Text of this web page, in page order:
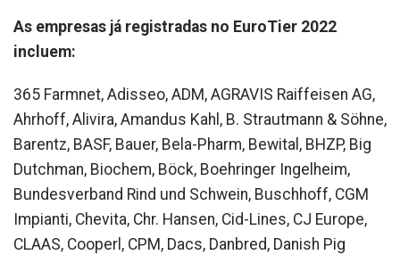
As empresas já registradas no EuroTier 2022
incluem:
365 Farmnet, Adisseo, ADM, AGRAVIS Raiffeisen AG,
Ahrhoff, Alivira, Amandus Kahl, B. Strautmann & Söhne,
Barentz, BASF, Bauer, Bela-Pharm, Bewital, BHZP, Big
Dutchman, Biochem, Böck, Boehringer Ingelheim,
Bundesverband Rind und Schwein, Buschhoff, CGM
Impianti, Chevita, Chr. Hansen, Cid-Lines, CJ Europe,
CLAAS, Cooperl, CPM, Dacs, Danbred, Danish Pig